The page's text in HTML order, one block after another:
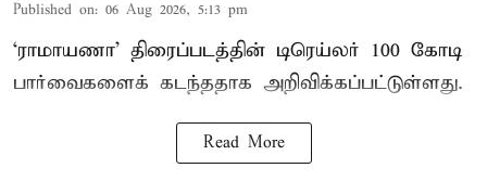
Published on: 06 Aug 2026, 5:13 pm
‘ராமாயணா’ திரைப்படத்தின் டிரெய்லர் 100 கோடி
பார்வைகளைக் கடந்ததாக அறிவிக்கப்பட்டுள்ளது.
Read More